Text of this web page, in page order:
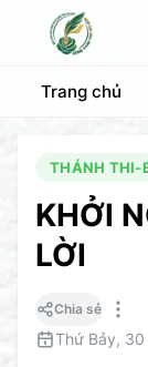
Trang chủ
THÁNH THI-
KHỞI
LỜI
Chia sẻ
Thứ Bảy,